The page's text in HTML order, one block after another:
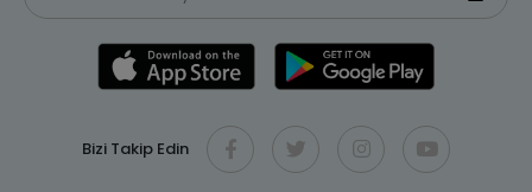
Bizi Takip Edin